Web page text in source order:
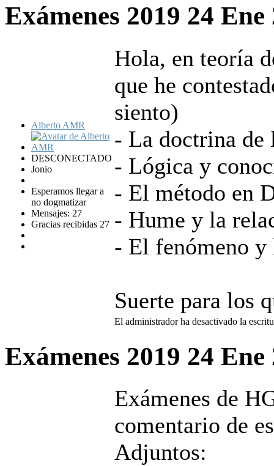
Exámenes 2019 24
Alberto AMR
DESCONECTADO
Jonio
Esperamos llegar a
no dogmatizar
Mensajes: 27
Gracias recibidas 27
Hola, en teoría
que he
siento)
- La doctrina de
- Lógica y
- El método en
- Hume y la
- El fenómeno y
Suerte para los
El administrador ha desactivado la
Exámenes 2019 24
Exámenes de
comentario de
Adjuntos: